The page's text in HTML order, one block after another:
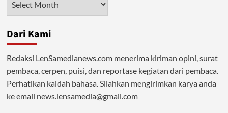
Dari Kami
Redaksi LenSamedianews.com menerima kiriman opini, surat
pembaca, cerpen, puisi, dan reportase kegiatan dari pembaca.
Perhatikan kaidah bahasa. Silahkan mengirimkan karya anda
ke email news.lensamedia@gmail.com